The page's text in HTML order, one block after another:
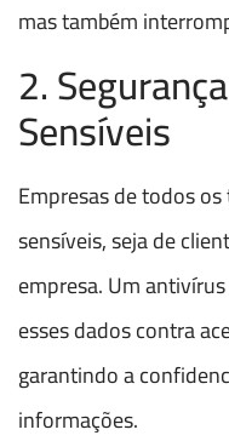
mas também
2.
Sensíveis
Empresas de todos
sensíveis, seja de
empresa. Um
esses dados contra
garantindo a
informações.